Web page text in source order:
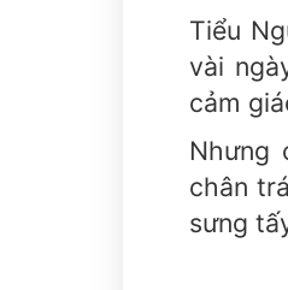
Tiểu
vài
cảm
Nhưng
chân
sưng